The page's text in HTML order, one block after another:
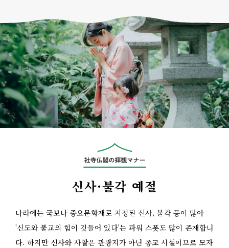
신사·불각 예절
나라에는 국보나 중요문화재로 지정된 신사, 불각 등이 많아
'신도와 불교의 힘이 깃들어 있다'는 파워 스폿도 많이 존재합니
다. 하지만 신사와 사찰은 관광지가 아닌 종교 시설이므로 모자